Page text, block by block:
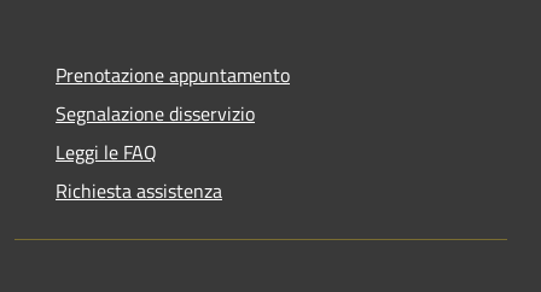
Prenotazione appuntamento
Segnalazione disservizio
Leggi le FAQ
Richiesta assistenza